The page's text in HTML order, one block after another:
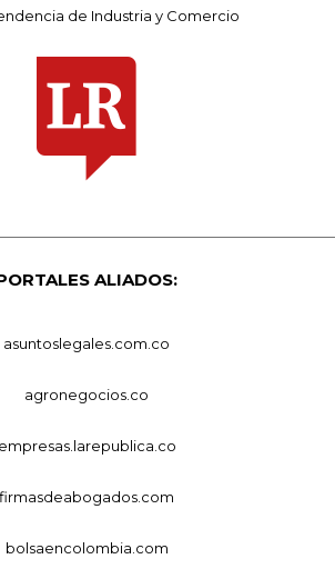
de Industria y Comercio
ALIADOS:
asuntoslegales.com.co
agronegocios.co
empresas.larepublica.co
firmasdeabogados.com
bolsaencolombia.com